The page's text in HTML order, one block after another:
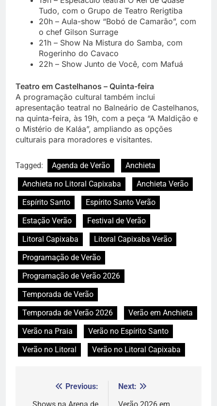
Tudo, com o Grupo de Teatro Rerigtiba
20h – Aula-show “Bobó de Camarão”, com
o chef Gilson Surrage
21h – Show Na Mistura do Samba, com
Rogerinho do Cavaco
22h – Show Junto de Você, com Mafuá
Teatro em Castelhanos – Quinta-feira
A programação cultural também inclui
apresentação teatral no Balneário de Castelhanos,
na quinta-feira, às 19h, com a peça “A Maldição e
o Mistério de Kaláa”, ampliando as opções
culturais para moradores e visitantes.
Tagged: Agenda de Verão
Anchieta
Anchieta no Litoral Capixaba
Anchieta Verão
Espírito Santo
Espírito Santo Verão
Estação Verão
Festival de Verão
Litoral Capixaba
Litoral Capixaba Verão
Programação de Verão
Programação de Verão 2026
Temporada de Verão
Temporada de Verão 2026
Verão em Anchieta
Verão na Praia
Verão no Espírito Santo
Verão no Litoral
Verão no Litoral Capixaba
Navegação
Previous:
Shows na Arena de
Next:
Verão 2026 em